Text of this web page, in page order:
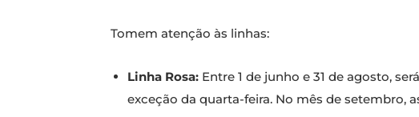
Tomem atenção às linhas:
Linha Rosa: Entre 1 de junho e 31 de agosto,
exceção da quarta-feira. No mês de setembro,